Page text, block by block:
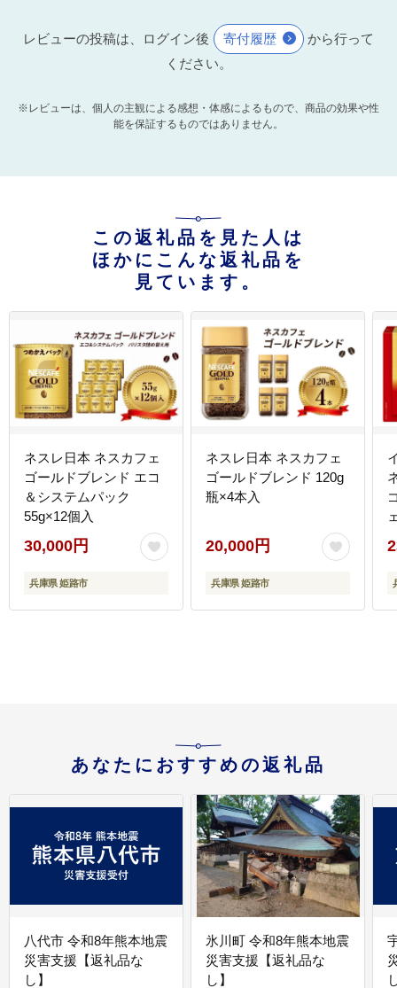
レビューの投稿は、ログイン後 寄付履歴
から行って
ください。
※レビューは、個人の主観による感想・体感によるもので、商品の効果や性
能を保証するものではありません。
この返礼品を見た人は
ほかにこんな返礼品を
見ています。
ネスレ日本 ネスカフェ
ゴールドブレンド エコ
＆システムパック
55g×12個入
30,000円
兵庫県 姫路市
ネスレ日本 ネスカフェ
ゴールドブレンド 120g
瓶×4本入
20,000円
兵庫県 姫路市
あなたにおすすめの返礼品
八代市 令和8年熊本地震
災害支援【返礼品な
し】
氷川町 令和8年熊本地震
災害支援【返礼品な
し】